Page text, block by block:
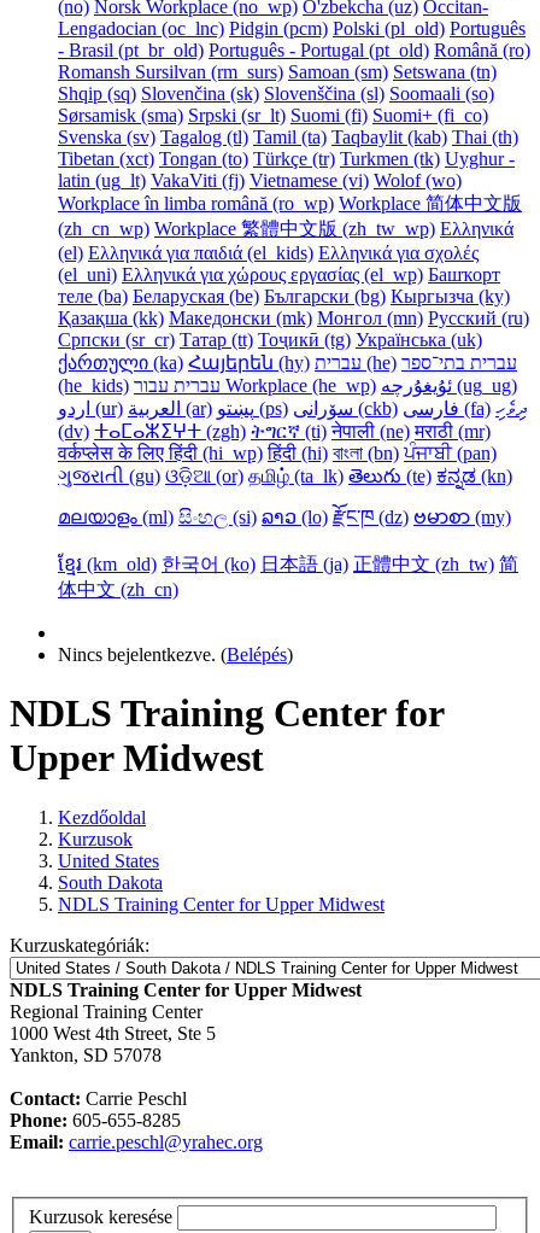
‎(no)‎ Norsk Workplace ‎(no_wp)‎ O'zbekcha ‎(uz)‎ Occitan-
Lengadocian ‎(oc_lnc)‎ Pidgin ‎(pcm)‎ Polski ‎(pl_old)‎ Português
- Brasil ‎(pt_br_old)‎ Português - Portugal ‎(pt_old)‎ Română ‎(ro)‎
Romansh Sursilvan ‎(rm_surs)‎ Samoan ‎(sm)‎ Setswana ‎(tn)‎
Shqip ‎(sq)‎ Slovenčina ‎(sk)‎ Slovenščina ‎(sl)‎ Soomaali ‎(so)‎
Sørsamisk ‎(sma)‎ Srpski ‎(sr_lt)‎ Suomi ‎(fi)‎ Suomi+ ‎(fi_co)‎
Svenska ‎(sv)‎ Tagalog ‎(tl)‎ Tamil ‎(ta)‎ Taqbaylit ‎(kab)‎ Thai ‎(th)‎
Tibetan ‎(xct)‎ Tongan ‎(to)‎ Türkçe ‎(tr)‎ Turkmen ‎(tk)‎ Uyghur -
latin ‎(ug_lt)‎ VakaViti ‎(fj)‎ Vietnamese ‎(vi)‎ Wolof ‎(wo)‎
Workplace în limba română ‎(ro_wp)‎ Workplace 简体中文版
‎(zh_cn_wp)‎ Workplace 繁體中文版 ‎(zh_tw_wp)‎ Ελληνικά
‎(el)‎ Ελληνικά για παιδιά ‎(el_kids)‎ Ελληνικά για σχολές
‎(el_uni)‎ Ελληνικά για χώρους εργασίας ‎(el_wp)‎ Башҡорт
теле ‎(ba)‎ Беларуская ‎(be)‎ Български ‎(bg)‎ Кыргызча ‎(ky)‎
Қазақша ‎(kk)‎ Македонски ‎(mk)‎ Монгол ‎(mn)‎ Русский ‎(ru)‎
Српски ‎(sr_cr)‎ Татар ‎(tt)‎ Тоҷикӣ ‎(tg)‎ Українська ‎(uk)‎
ქართული ‎(ka)‎ Հայերեն ‎(hy)‎ עברית ‎(he)‎ עברית בתי־ספר
‎(he_kids)‎
עברית עבור Workplace ‎(he_wp)‎
ئۇيغۇرچە ‎(ug_ug)‎
اردو ‎(ur)‎
العربية ‎(ar)‎ پښتو ‎(ps)‎ سۆرانی ‎(ckb)‎ فارسی ‎(fa)‎ ދިވެހި
‎(dv)‎ ⵜⴰⵎⴰⵣⵉⵖⵜ ‎(zgh)‎ ትግርኛ ‎(ti)‎ नेपाली ‎(ne)‎ मराठी ‎(mr)‎
वर्कप्लेस के लिए हिंदी ‎(hi_wp)‎ हिंदी ‎(hi)‎ বাংলা ‎(bn)‎ ਪੰਜਾਬੀ ‎(pan)‎
ગુજરાતી ‎(gu)‎ ଓଡ଼ିଆ ‎(or)‎ தமிழ் ‎(ta_lk)‎ తెలుగు ‎(te)‎ ಕನ್ನಡ ‎(kn)‎
മലയാളം ‎(ml)‎ සිංහල ‎(si)‎ ລາວ ‎(lo)‎ རྫོང་ཁ ‎(dz)‎ ဗမာစာ ‎(my)‎
ខ្មែរ ‎(km_old)‎ 한국어 ‎(ko)‎ 日本語 ‎(ja)‎ 正體中文 ‎(zh_tw)‎ 简
体中文 ‎(zh_cn)‎
Nincs bejelentkezve. (Belépés)
NDLS Training Center for
Upper Midwest
Kezdőoldal
Kurzusok
United States
South Dakota
NDLS Training Center for Upper Midwest
Kurzuskategóriák:
NDLS Training Center for Upper Midwest
Regional Training Center
1000 West 4th Street, Ste 5
Yankton, SD 57078
Contact: Carrie Peschl
Phone: 605-655-8285
Email: carrie.peschl@yrahec.org
Kurzusok keresése